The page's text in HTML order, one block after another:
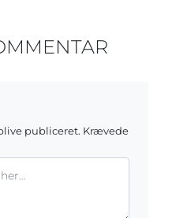
publiceret. Krævede